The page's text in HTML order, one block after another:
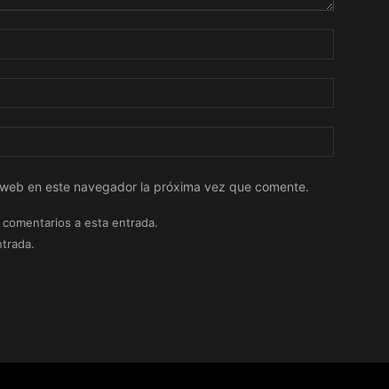
en este navegador la próxima vez que comente.
a esta entrada.